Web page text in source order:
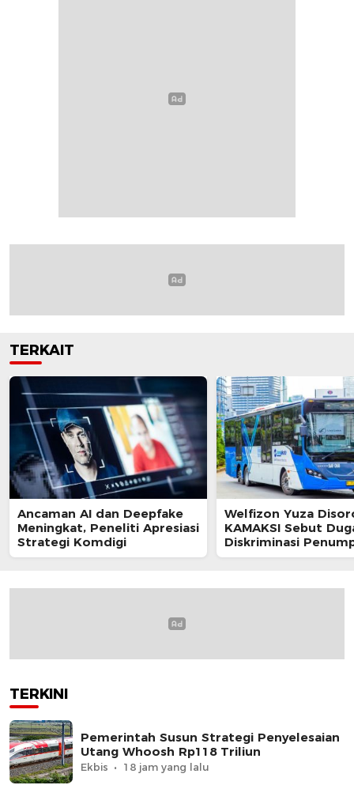
TERKAIT
Ancaman AI dan Deepfake
Meningkat, Peneliti Apresiasi
Strategi Komdigi
Welfizon Yuza
KAMAKSI Sebut
Diskriminasi
TransJakarta
TERKINI
Pemerintah Susun Strategi Penyelesaian
Utang Whoosh Rp118 Triliun
Ekbis 18 jam yang lalu